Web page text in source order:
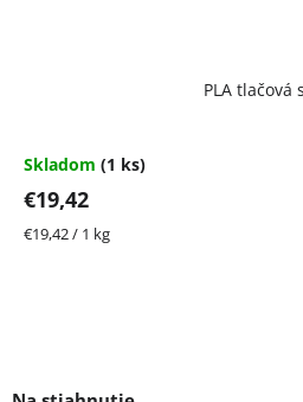
PLA
Skladom (1 ks)
€19,42
Jednotková
€19,42 / 1 kg